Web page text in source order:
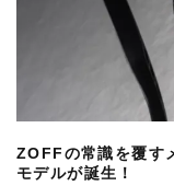
ZOFFの常識を覆す
モデルが誕生！